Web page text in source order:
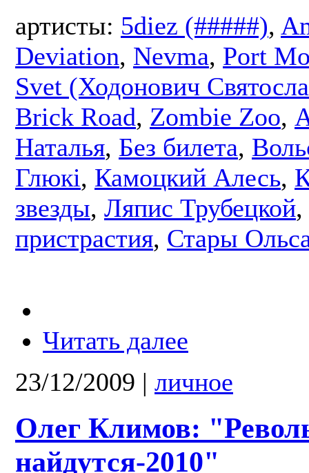
артисты: 5diez (#####),
Deviation, Nevma, Port
Svet (Ходонович
Brick Road, Zombie Zoo,
Наталья, Без билета,
Глюкі, Камоцкий Алесь,
звезды, Ляпис Трубецкой,
пристрастия, Стары
Читать далее
23/12/2009 | личное
Олег Климов:
найдутся-2010"